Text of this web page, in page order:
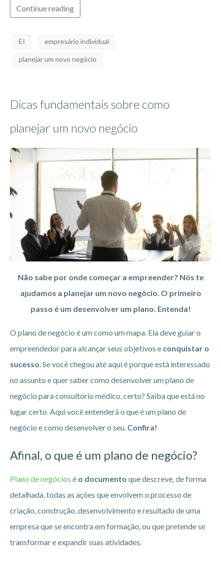
Continue reading
EI empresário individual
planejar um novo negócio
Dicas fundamentais sobre como
planejar um novo negócio
Não sabe por onde começar a empreender? Nós te
ajudamos a planejar um novo negócio. O primeiro
passo é um desenvolver um plano. Entenda!
O plano de negócio é um como um mapa. Ela deve guiar o
empreendedor para alcançar seus objetivos e conquistar o
sucesso . Se você chegou até aqui é porque está interessado
no assunto e quer saber como desenvolver um plano de
negócio para consultório médico, certo? Saiba que está no
lugar certo. Aqui você entenderá o que é um plano de
negócio e como desenvolver o seu. Confira!
Afinal, o que é um plano de negócio?
Plano de negócios é o documento que descreve, de forma
detalhada, todas as ações que envolvem o processo de
criação, construção, desenvolvimento e resultado de uma
empresa que se encontra em formação, ou que pretende se
transformar e expandir suas atividades.